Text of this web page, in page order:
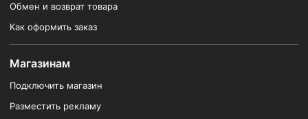
Обмен и возврат товара
Как оформить заказ
Магазинам
Подключить магазин
Разместить рекламу